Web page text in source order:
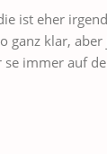
ist eher
ganz klar,
immer auf